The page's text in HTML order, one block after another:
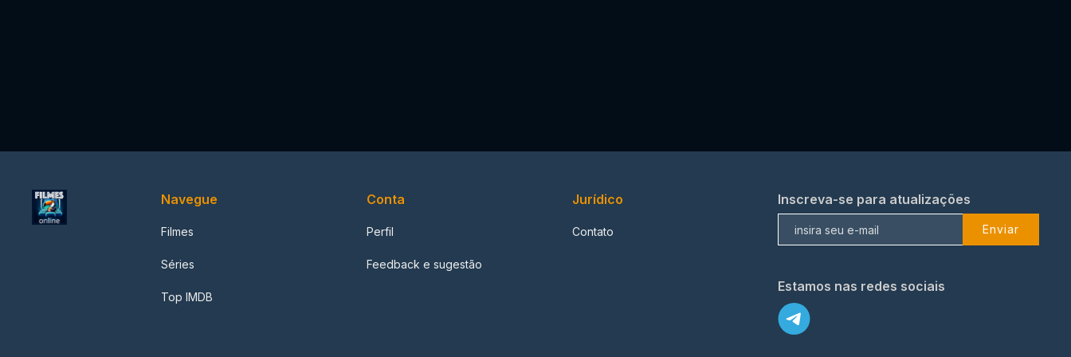
Navegue
Filmes
Séries
Top IMDB
Conta
Perfil
Feedback e sugestão
Jurídico
Contato
Inscreva-se para atualizações
Enviar
Estamos nas redes sociais